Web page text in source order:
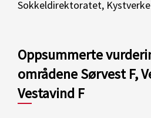
Sokkeldirektoratet,
Oppsummerte
områdene Sørvest F,
Vestavind F